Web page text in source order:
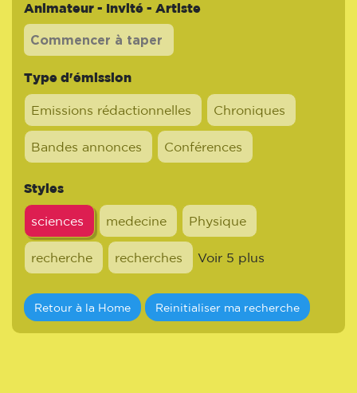
Animateur - Invité - Artiste
Type d'émission
Emissions rédactionnelles Chroniques
Bandes annonces Conférences
Styles
sciences medecine Physique
recherche recherches Voir 5 plus
Retour à la Home Reinitialiser ma recherche